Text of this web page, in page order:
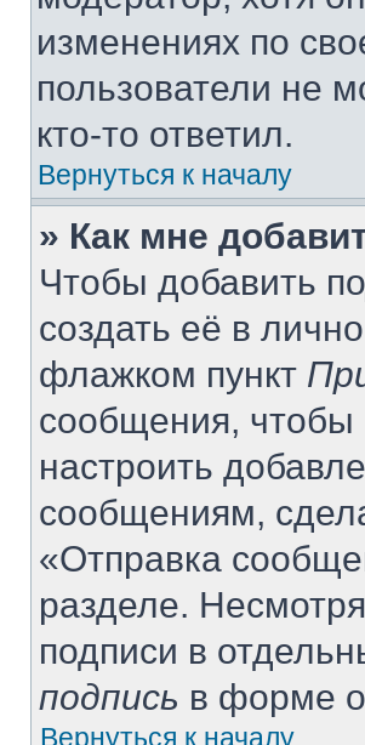
изменениях по
пользователи не
кто-то ответил.
Вернуться к началу
» Как мне
Чтобы добавить
создать её в
флажком пункт
сообщения, чтобы
настроить
сообщениям,
«Отправка
разделе.
подписи в
подпись в форме
Вернуться к началу